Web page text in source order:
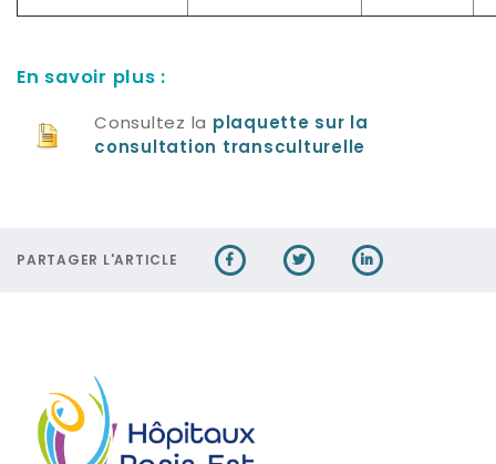
En savoir plus :
Consultez la
plaquette sur la
consultation transculturelle
PARTAGER L'ARTICLE